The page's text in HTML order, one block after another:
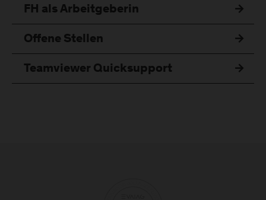
FH als Arbeitgeberin
Offene Stellen
Teamviewer Quicksupport